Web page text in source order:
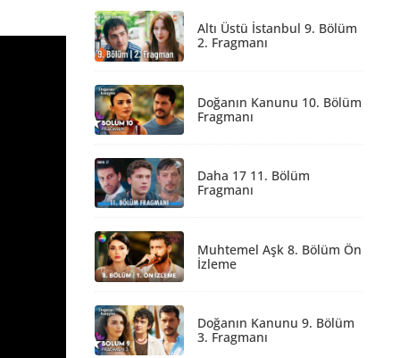
Altı Üstü İstanbul 9. Bölüm
2. Fragmanı
Doğanın Kanunu 10. Bölüm
Fragmanı
Daha 17 11. Bölüm
Fragmanı
Muhtemel Aşk 8. Bölüm Ön
İzleme
Doğanın Kanunu 9. Bölüm
3. Fragmanı